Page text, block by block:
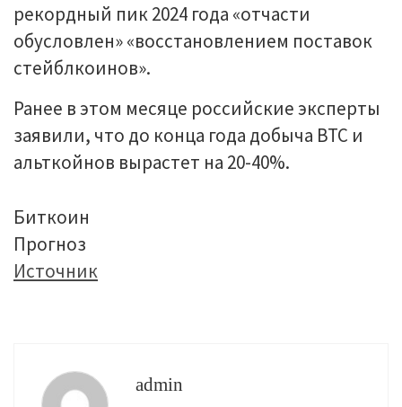
рекордный пик 2024 года «отчасти
обусловлен» «восстановлением поставок
стейблкоинов».
Ранее в этом месяце российские эксперты
заявили, что до конца года добыча BTC и
альткойнов вырастет на 20-40%.
Биткоин
Прогноз
Источник
admin